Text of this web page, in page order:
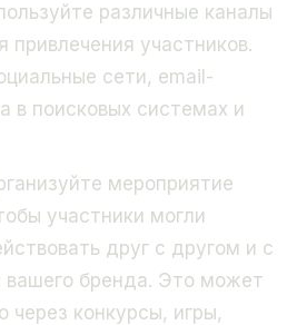
различные каналы
привлечения участников.
сети, email-
в поисковых системах и
мероприятие
участники могли
друг с другом и с
вашего бренда. Это может
через конкурсы, игры,